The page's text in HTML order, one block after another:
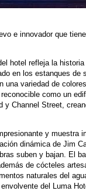
e innovador que
hotel refleja la
en los estanques de
una variedad de
como un
Channel Street,
y
dinámica de Jim
suben y bajan. El
de cócteles
naturales del
del Luma